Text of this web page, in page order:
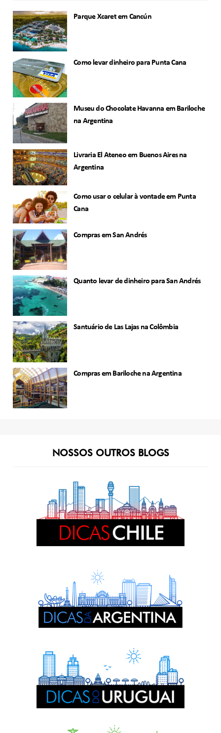
Parque Xcaret em Cancún
Como levar dinheiro para Punta Cana
Museu do Chocolate Havanna em Bariloche
na Argentina
Livraria El Ateneo em Buenos Aires na
Argentina
Como usar o celular à vontade em Punta
Cana
Compras em San Andrés
Quanto levar de dinheiro para San Andrés
Santuário de Las Lajas na Colômbia
Compras em Bariloche na Argentina
NOSSOS OUTROS BLOGS